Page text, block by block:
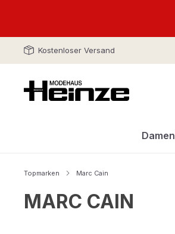
Kostenloser Versand
Damen
Topmarken Marc Cain
MARC CAIN